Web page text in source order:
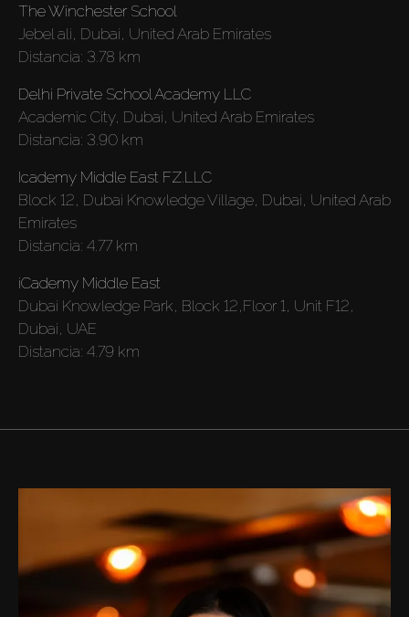
Comprar
Alquilar
Venta
Sobre Plano
Agentes
About Us
The Winchester School
Jebel ali, Dubai, United Arab Emirates
Distancia: 3.78 km
Delhi Private School Academy LLC
Academic City, Dubai, United Arab Emirates
Distancia: 3.90 km
Icademy Middle East FZ.LLC
Block 12, Dubai Knowledge Village, Dubai, United Arab
Emirates
Distancia: 4.77 km
iCademy Middle East
Dubai Knowledge Park, Block 12,Floor 1, Unit F12,
Dubai, UAE
Distancia: 4.79 km